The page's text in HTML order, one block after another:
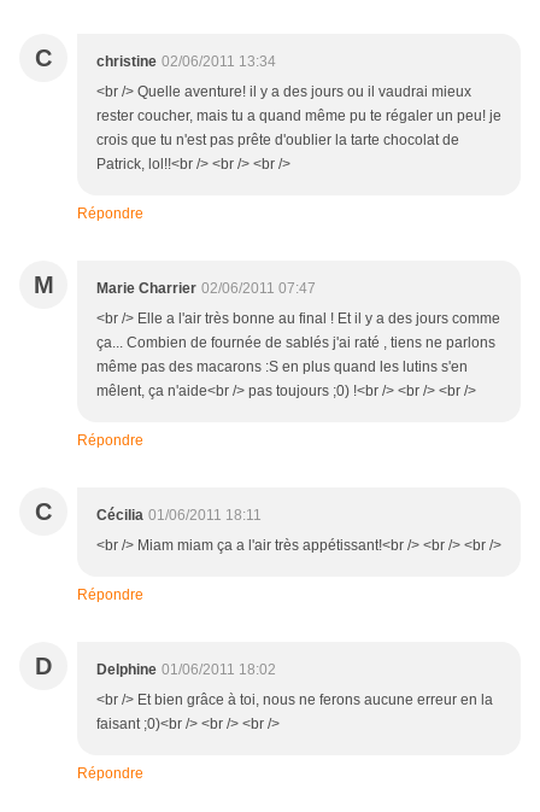
C christine 02/06/2011 13:34
<br /> Quelle aventure! il y a des jours ou il vaudrai mieux
rester coucher, mais tu a quand même pu te régaler un peu! je
crois que tu n'est pas prête d'oublier la tarte chocolat de
Patrick, lol!!<br /> <br /> <br />
Répondre
M Marie Charrier 02/06/2011 07:47
<br /> Elle a l'air très bonne au final ! Et il y a des jours comme
ça... Combien de fournée de sablés j'ai raté , tiens ne parlons
même pas des macarons :S en plus quand les lutins s'en
mêlent, ça n'aide<br /> pas toujours ;0) !<br /> <br /> <br />
Répondre
C Cécilia 01/06/2011 18:11
<br /> Miam miam ça a l'air très appétissant!<br /> <br /> <br />
Répondre
D Delphine 01/06/2011 18:02
<br /> Et bien grâce à toi, nous ne ferons aucune erreur en la
faisant ;0)<br /> <br /> <br />
Répondre